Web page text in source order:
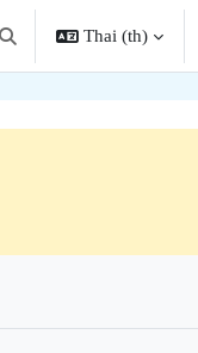
Toggle search input
Thai ‎(th)‎